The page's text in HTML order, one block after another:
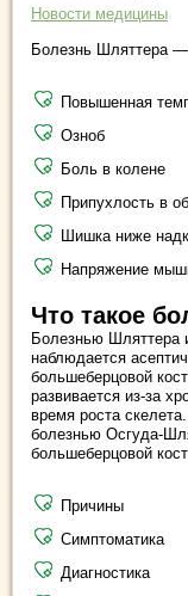
Новости медицины
Болезнь Шляттера
Повышенная
Озноб
Боль в колене
Припухлость в
Шишка ниже
Напряжение
Что такое
Болезнью Шляттера
наблюдается
большеберцовой
развивается из-за
время роста
болезнью Осгуда-
большеберцовой
Причины
Симптоматика
Диагностика